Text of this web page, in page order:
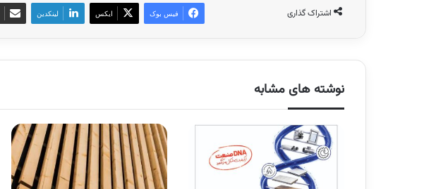
اشتراک گذاری فیس بوک ایکس لینکدین
نوشته های مشابه